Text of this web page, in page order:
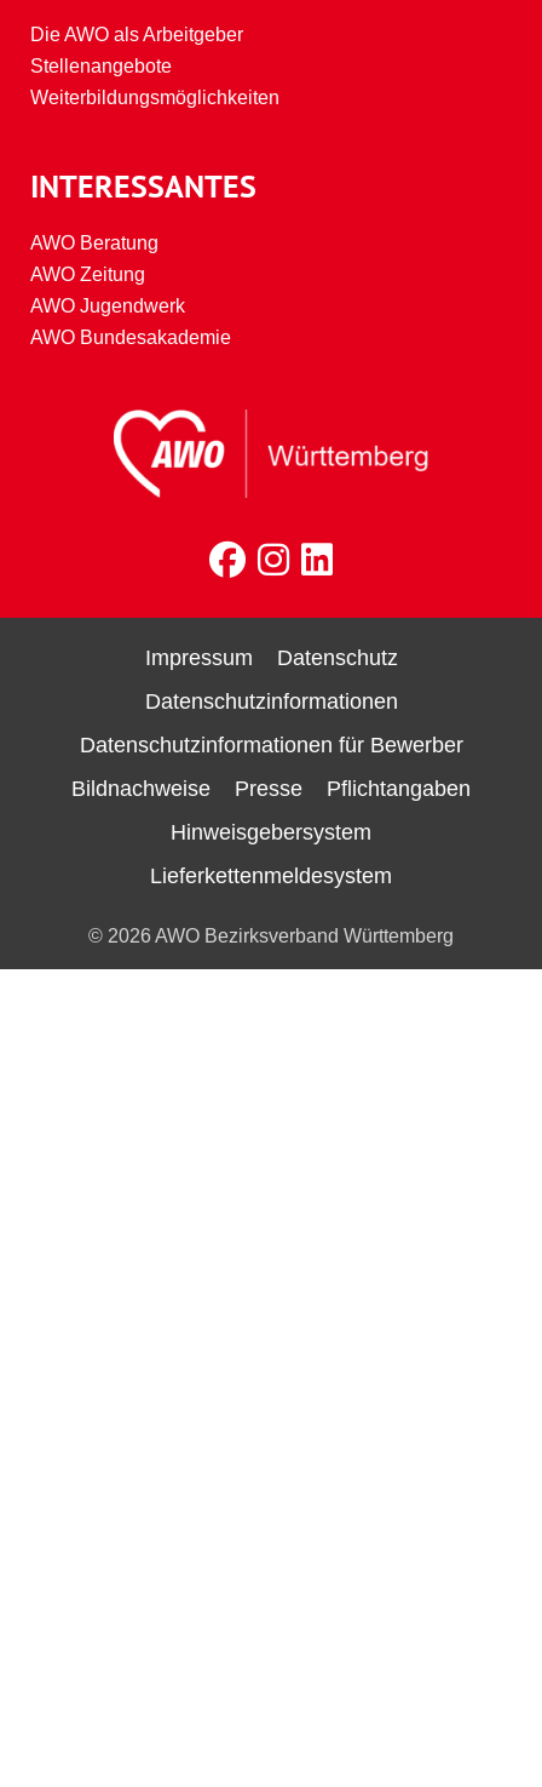
Die AWO als Arbeitgeber
Stellenangebote
Weiterbildungsmöglichkeiten
INTERESSANTES
AWO Beratung
AWO Zeitung
AWO Jugendwerk
AWO Bundesakademie
Impressum
Datenschutz
Datenschutzinformationen
Datenschutzinformationen für Bewerber
Bildnachweise
Presse
Pflichtangaben
Hinweisgebersystem
Lieferkettenmeldesystem
© 2026 AWO Bezirksverband Württemberg